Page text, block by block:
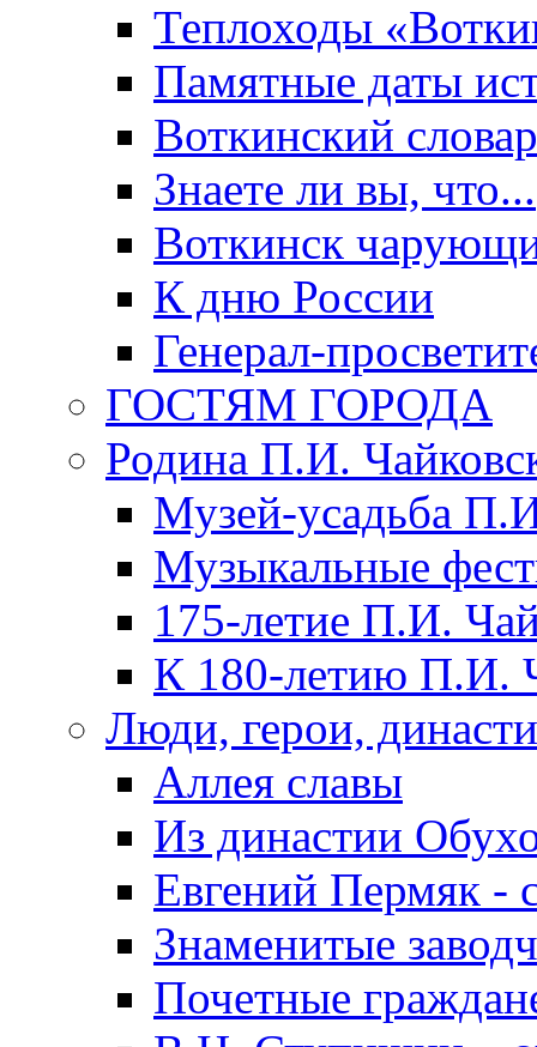
Теплоходы
Памятные даты
Воткинский
Знаете ли вы, что...
Воткинск
К дню России
Генерал-
ГОСТЯМ ГОРОДА
Родина П.И.
Музей-усадьба
Музыкальные
175-летие П.И.
К 180-летию П.И.
Люди, герои,
Аллея славы
Из династии
Евгений Пермяк -
Знаменитые
Почетные